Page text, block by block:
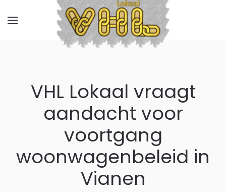
VHL Lokaal vraagt
aandacht voor
voortgang
woonwagenbeleid in
Vianen